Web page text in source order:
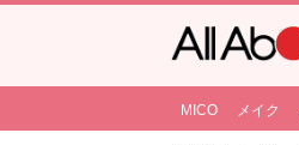
MICO メイク